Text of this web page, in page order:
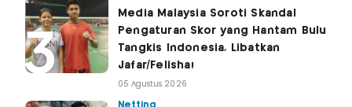
Media Malaysia Soroti Skandal
Pengaturan Skor yang Hantam Bulu
Tangkis Indonesia, Libatkan
Jafar/Felisha!
05 Agustus 2026
Netting